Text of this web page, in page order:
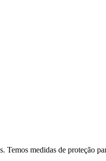
Temos medidas de proteção